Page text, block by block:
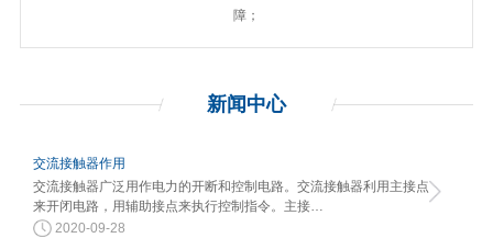
障；
新闻 中心
交流接触器作用
交流接触器广泛用作电力的开断和控制电路。交流接触器利用主接点
来开闭电路，用辅助接点来执行控制指令。主接…
2020-09-28